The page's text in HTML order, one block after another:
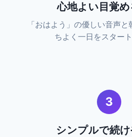
心地よい目覚
「おはよう」の優しい音声
ちよく一日をスター
3
シンプルで続